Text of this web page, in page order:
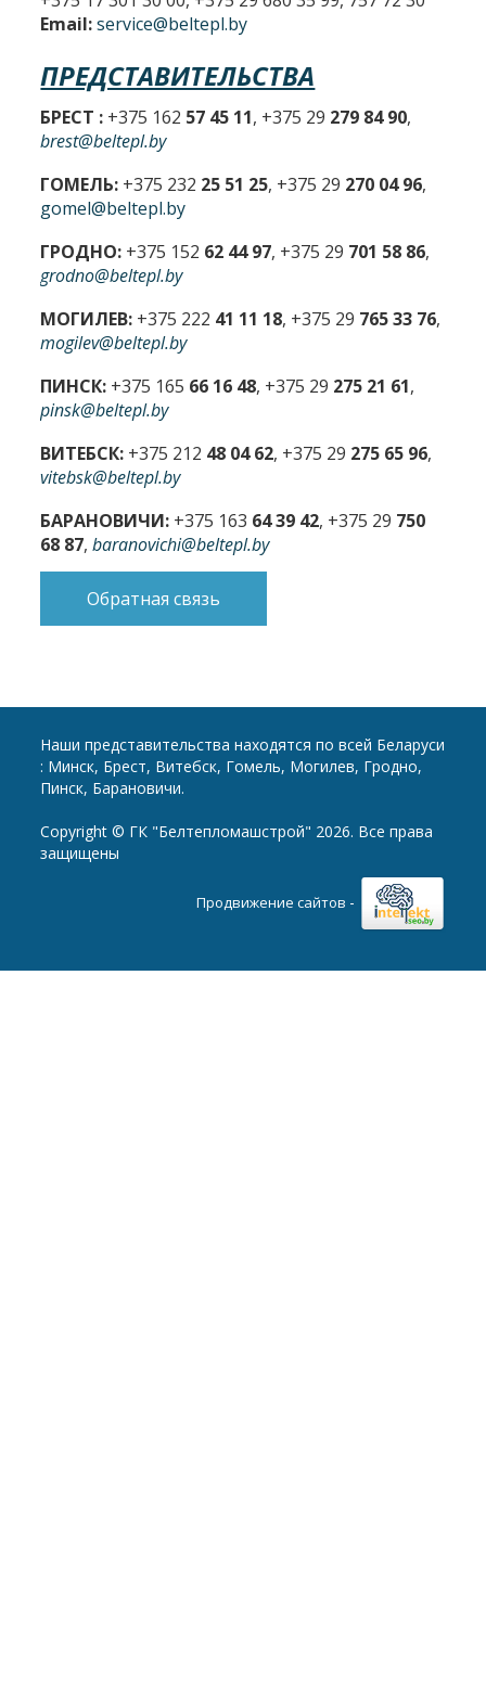
Email: service@beltepl.by
ПРЕДСТАВИТЕЛЬСТВА
БРЕСТ : +375 162 57 45 11, +375 29 279 84 90,
brest@beltepl.by
ГОМЕЛЬ: +375 232 25 51 25, +375 29 270 04 96,
gomel@beltepl.by
ГРОДНО: +375 152 62 44 97, +375 29 701 58 86,
grodno@beltepl.by
МОГИЛЕВ: +375 222 41 11 18, +375 29 765 33 76,
mogilev@beltepl.by
ПИНСК: +375 165 66 16 48, +375 29 275 21 61,
pinsk@beltepl.by
ВИТЕБСК: +375 212 48 04 62, +375 29 275 65 96,
vitebsk@beltepl.by
БАРАНОВИЧИ: +375 163 64 39 42, +375 29 750
68 87,baranovichi@beltepl.by
Обратная связь
Наши представительства находятся по всей Беларуси
: Минск, Брест, Витебск, Гомель, Могилев, Гродно,
Пинск, Барановичи.
Copyright © ГК "Белтепломашстрой" 2026. Все права
защищены
Продвижение сайтов -